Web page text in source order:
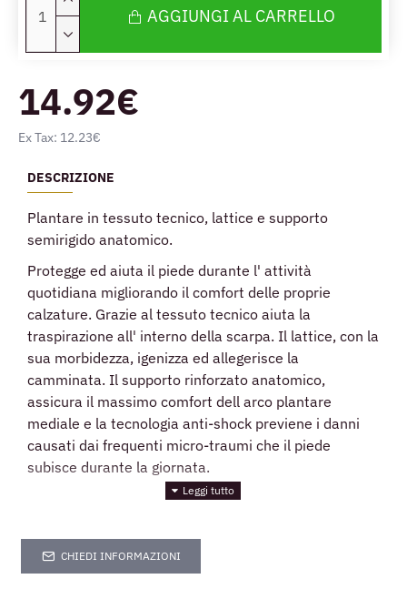
14.92€
Ex Tax: 12.23€
AGGIUNGI AL CARRELLO
DESCRIZIONE
Plantare in tessuto tecnico, lattice e supporto
semirigido anatomico.
Protegge ed aiuta il piede durante l' attività
quotidiana migliorando il comfort delle proprie
calzature. Grazie al tessuto tecnico aiuta la
traspirazione all' interno della scarpa. Il lattice, con la
sua morbidezza, igenizza ed allegerisce la
camminata. Il supporto rinforzato anatomico,
assicura il massimo comfort dell arco plantare
mediale e la tecnologia anti-shock previene i danni
causati dai frequenti micro-traumi che il piede
subisce durante la giornata.
CHIEDI INFORMAZIONI